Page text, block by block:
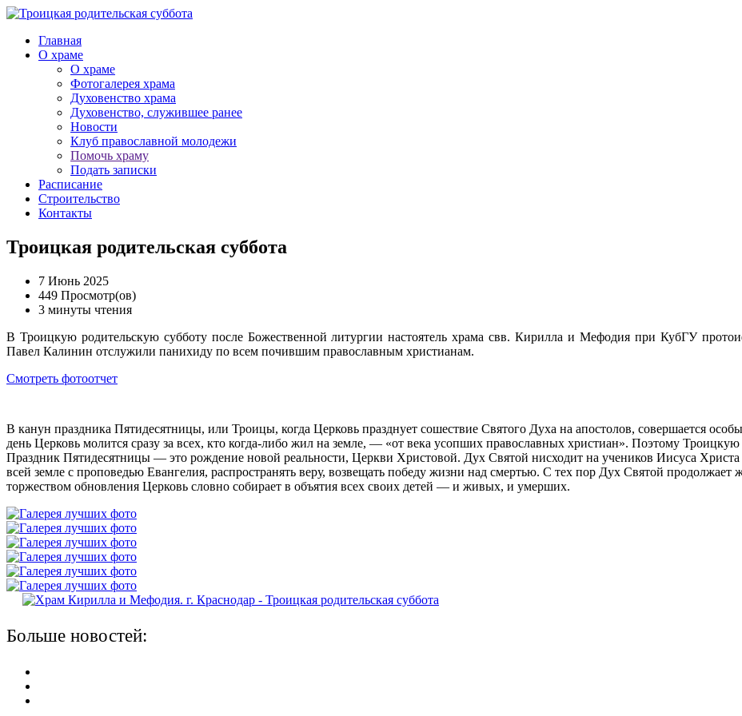
Главная
О храме
О храме
Фотогалерея храма
Духовенство храма
Духовенство, служившее ранее
Новости
Клуб православной молодежи
Помочь храму
Подать записки
Расписание
Строительство
Контакты
Троицкая родительская суббота
7 Июнь 2025
449 Просмотр(ов)
3 минуты чтения
В Троицкую родительскую субботу после Божественной литургии настоятель храма свв. Кирилла и Мефодия при КубГУ
Павел Калинин отслужили панихиду по всем почившим православным христианам.
Смотреть фотоотчет
В канун праздника Пятидесятницы, или Троицы, когда Церковь празднует сошествие Святого Духа на апостолов, совершается
день Церковь молится сразу за всех, кто когда-либо жил на земле, — «от века усопших православных христиан». Поэтому
Праздник Пятидесятницы — это рождение новой реальности, Церкви Христовой. Дух Святой нисходит на учеников Иисуса
всей земле с проповедью Евангелия, распространять веру, возвещать победу жизни над смертью. С тех пор Дух Святой
торжеством обновления Церковь словно собирает в объятия всех своих детей — и живых, и умерших.
Больше новостей: